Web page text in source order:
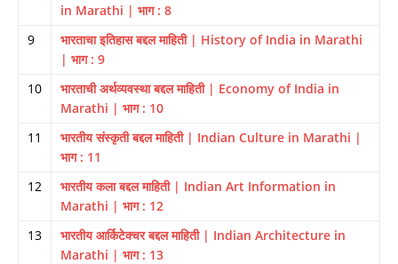
in Marathi | भाग : 8
9
भारताचा इतिहास बद्दल माहिती | History of India in Marathi
| भाग : 9
10
भारताची अर्थव्यवस्था बद्दल माहिती | Economy of India in
Marathi | भाग : 10
11
भारतीय संस्कृती बद्दल माहिती | Indian Culture in Marathi |
भाग : 11
12
भारतीय कला बद्दल माहिती | Indian Art Information in
Marathi | भाग : 12
13
भारतीय आर्किटेक्चर बद्दल माहिती | Indian Architecture in
Marathi | भाग : 13